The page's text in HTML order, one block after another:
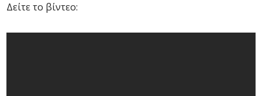
Δείτε το βίντεο: